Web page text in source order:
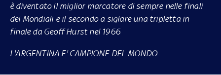
è diventato il miglior marcatore di sempre nelle finali
dei Mondiali e il secondo a siglare una tripletta in
finale da Geoff Hurst nel 1966
L'ARGENTINA E' CAMPIONE DEL MONDO